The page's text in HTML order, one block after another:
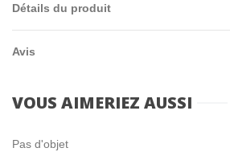
LIEBHERR
Détails du produit
Avis
VOUS AIMERIEZ AUSSI
Pas d'objet